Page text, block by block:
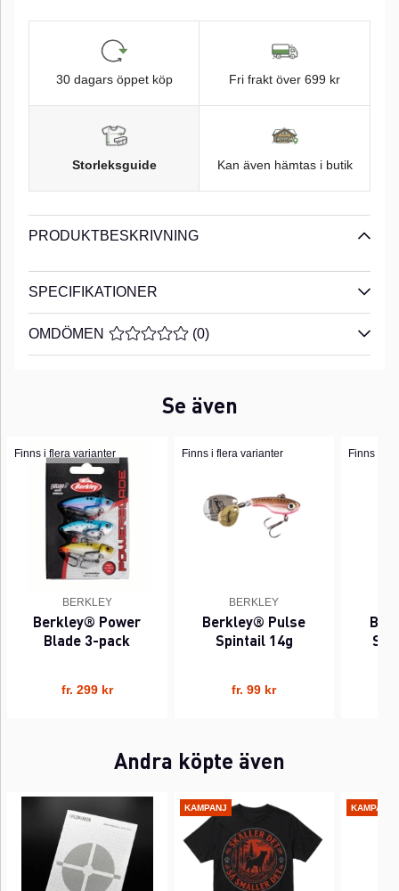
Sjunkande
Rasselkammare
30 dagars öppet köp Fri frakt över 699 kr
Storleksguide Kan även hämtas i butik
PRODUKTBESKRIVNING
SPECIFIKATIONER
OMDÖMEN MEDELBETYG 0 AV 5 ANTAL BETYG 0
(0)
Se även
Finns i flera varianter
BERKLEY
Berkley® Power
Blade 3-pack
fr. 299 kr
Finns i flera varianter
BERKLEY
Berkley® Pulse
Spintail 14g
fr. 99 kr
Finns i
Andra köpte även
KAMPANJ KAMPANJ